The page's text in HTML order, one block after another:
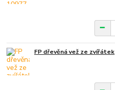
FP dřevěná vež ze zvířátek